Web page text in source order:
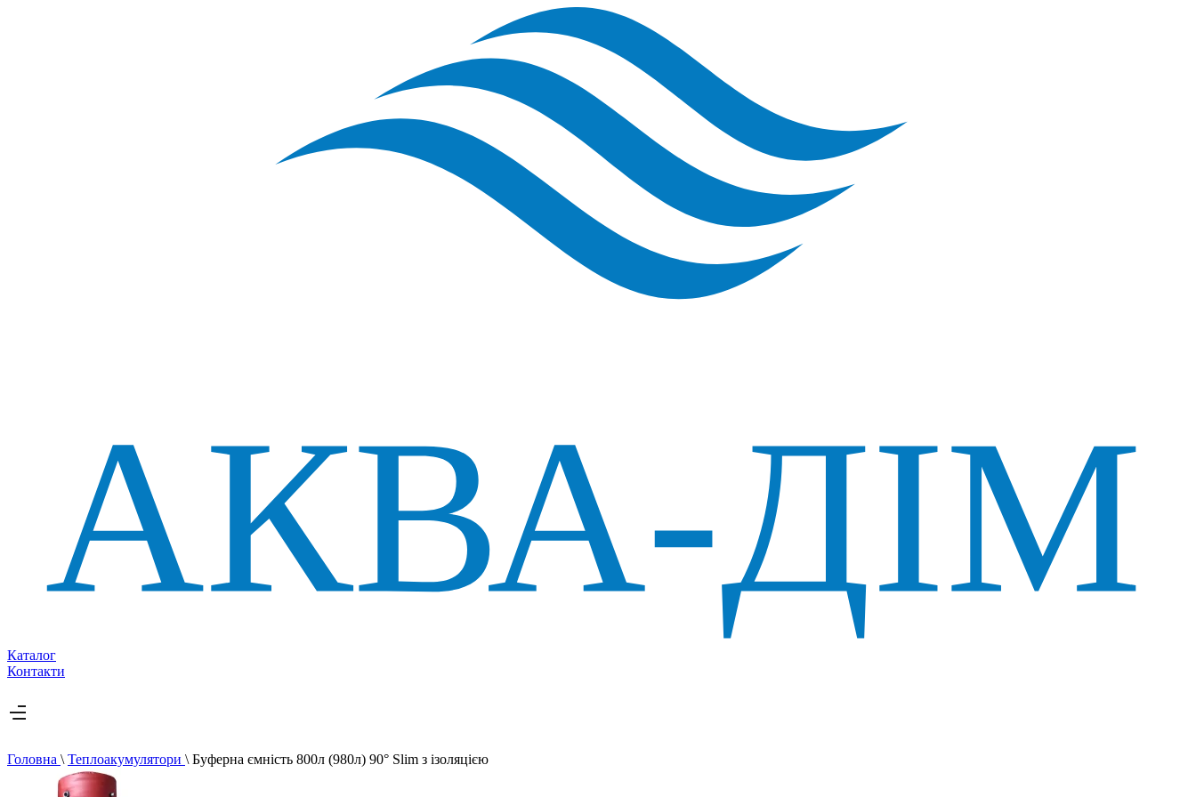
Каталог
Контакти
Головна \ Теплоакумулятори \ Буферна ємність 800л (980л) 90° Slim з ізоляцією